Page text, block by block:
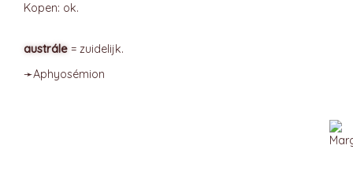
Kopen: ok.
austrále = zuidelijk.
➛Aphyosémion